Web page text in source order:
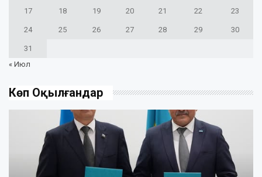
17 18 19 20 21 22 23
24 25 26 27 28 29 30
31
« Июл
Көп Оқылғандар